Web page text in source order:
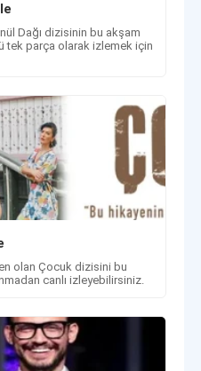
Dağı dizisinin bu akşam
tek parça olarak izlemek için
olan Çocuk dizisini bu
canlı izleyebilirsiniz.